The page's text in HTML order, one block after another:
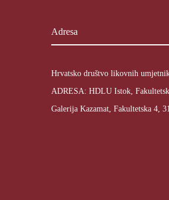
Adresa
Hrvatsko društvo likovnih
ADRESA: HDLU Istok,
Galerija Kazamat, Fakultetska 4,